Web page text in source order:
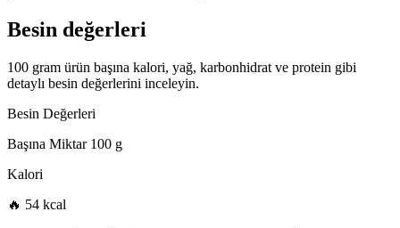
Besin değerleri
100 gram ürün başına kalori, yağ, karbonhidrat ve protein gibi
detaylı besin değerlerini inceleyin.
Besin Değerleri
Başına Miktar100 g
Kalori
🔥 54 kcal